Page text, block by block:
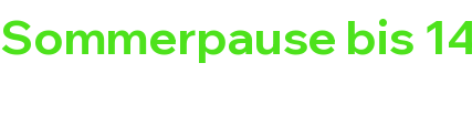
Sommerpause bis